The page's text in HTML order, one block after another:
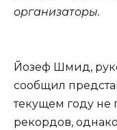
организаторы.
Йозеф Шмид,
сообщил
текущем году не
рекордов,